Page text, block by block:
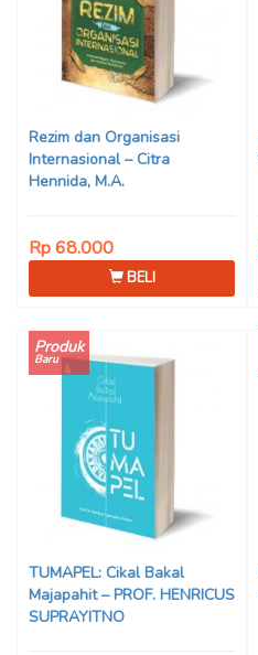
Rezim dan Organisasi
Internasional – Citra
Hennida, M.A.
Rp 68.000
BELI
Produk
Baru
TUMAPEL: Cikal Bakal
Majapahit – PROF. HENRICUS
SUPRAYITNO